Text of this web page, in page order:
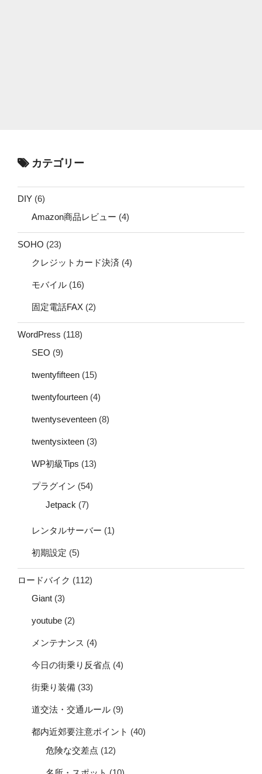
カテゴリー
DIY (6)
Amazon商品レビュー (4)
SOHO (23)
クレジットカード決済 (4)
モバイル (16)
固定電話FAX (2)
WordPress (118)
SEO (9)
twentyfifteen (15)
twentyfourteen (4)
twentyseventeen (8)
twentysixteen (3)
WP初級Tips (13)
プラグイン (54)
Jetpack (7)
レンタルサーバー (1)
初期設定 (5)
ロードバイク (112)
Giant (3)
youtube (2)
メンテナンス (4)
今日の街乗り反省点 (4)
街乗り装備 (33)
道交法・交通ルール (9)
都内近郊要注意ポイント (40)
危険な交差点 (12)